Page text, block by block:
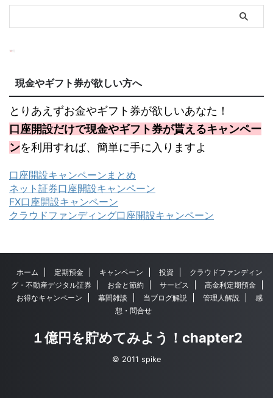
現金やギフト券が欲しい方へ
とりあえずお金やギフト券が欲しいあなた！
口座開設だけで現金やギフト券が貰えるキャンペー
ンを利用すれば、簡単に手に入りますよ
口座開設キャンペーンまとめ
ネット証券口座開設キャンペーン
FX口座開設キャンペーン
クラウドファンディング口座開設キャンペーン
ホーム 定期預金 キャンペーン 投資
クラウドファンディン
グ・不動産デジタル証券
お金と節約 サービス
高金利定期預金
お得なキャンペーン
幕間雑談 当ブログ解説 管理人解説
感
想・問合せ
１億円を貯めてみよう！chapter2
© 2011 spike